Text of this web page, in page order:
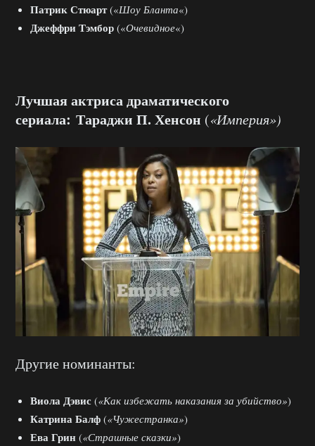
Патрик Стюарт(«Шоу Бланта«)
Джеффри Тэмбор («Очевидное«)
Лучшая актриса драматического
сериала: Тараджи П. Хенсон («Империя»)
Другие номинанты:
Виола Дэвис («Как избежать наказания за убийство»)
Катрина Балф («Чужестранка»)
Ева Грин («Страшные сказки»)